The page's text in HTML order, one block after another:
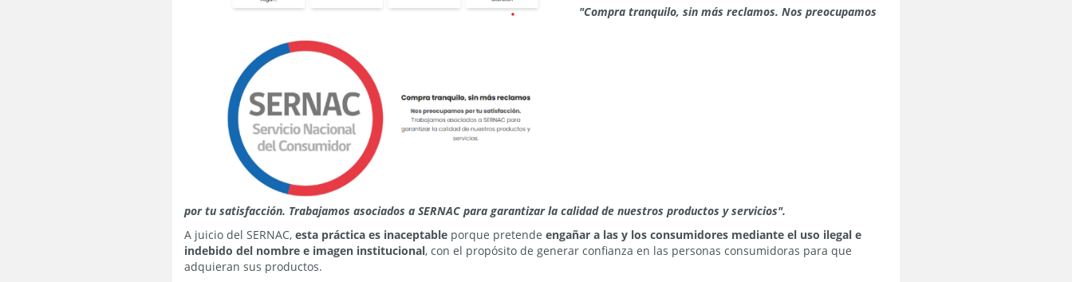
"Compra tranquilo, sin más reclamos. Nos preocupamos
por tu satisfacción. Trabajamos asociados a SERNAC para garantizar la calidad de nuestros productos y servicios".
A juicio del SERNAC,esta práctica es inaceptable porque pretendeengañar a las y los consumidores mediante el uso ilegal e
indebido del nombre e imagen institucional, con el propósito de generar confianza en las personas consumidoras para que
adquieran sus productos.